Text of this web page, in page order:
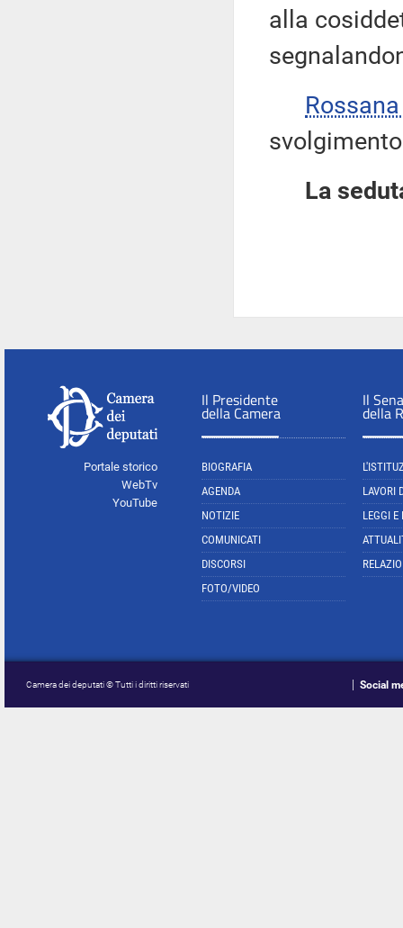
alla
La
Portale storico
WebTv
YouTube
Il Presidente
della Camera
BIOGRAFIA
AGENDA
NOTIZIE
COMUNICATI
DISCORSI
FOTO/VIDEO
Il
della
LAVORI
LEGGI E
Camera dei deputati © Tutti i diritti riservati Social